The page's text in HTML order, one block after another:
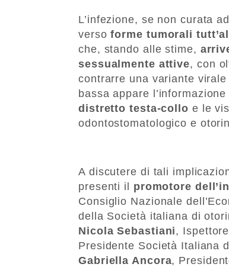
L’infezione, se non curata
versoforme tumorali
che, stando alle stime,
sessualmente attive, con
contrarre una variante
bassa appare
distretto testa-collo e le
odontostomatologico e
A discutere di tali
presenti il promotore
Consiglio Nazionale
della Società italiana di
Nicola Sebastiani,
Presidente Società Italiana
Gabriella Ancora,